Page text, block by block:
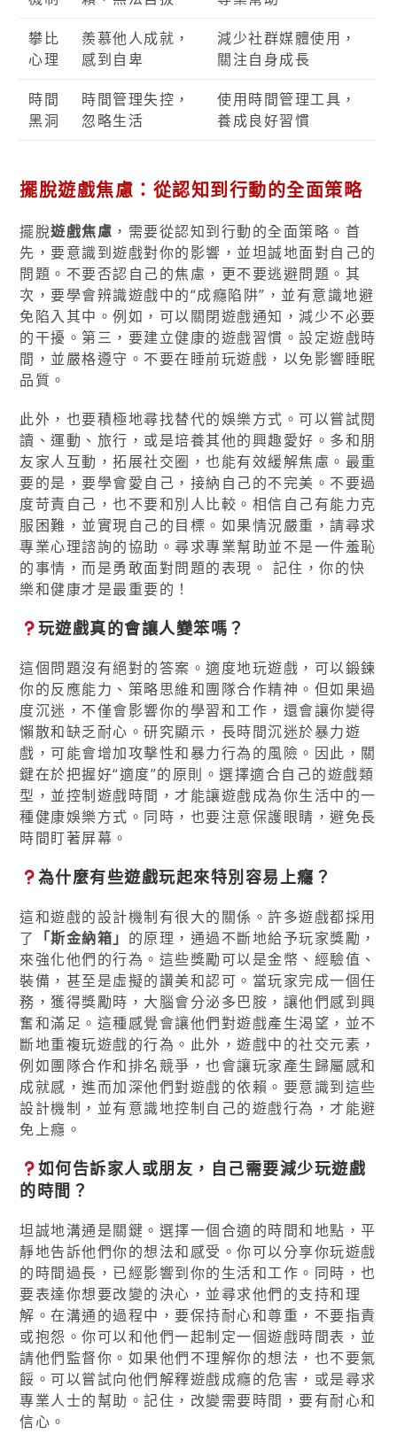
攀比
心理
羨慕他人成就，
感到自卑
減少社群媒體使用，
關注自身成長
時間
黑洞
時間管理失控，
忽略生活
使用時間管理工具，
養成良好習慣
擺脫遊戲焦慮：從認知到行動的全面策略
擺脫遊戲焦慮 ，需要從認知到行動的全面策略。首
先，要意識到遊戲對你的影響，並坦誠地面對自己的
問題。不要否認自己的焦慮，更不要逃避問題。其
次，要學會辨識遊戲中的“成癮陷阱”，並有意識地避
免陷入其中。例如，可以關閉遊戲通知，減少不必要
的干擾。第三，要建立健康的遊戲習慣。設定遊戲時
間，並嚴格遵守。不要在睡前玩遊戲，以免影響睡眠
品質。
此外，也要積極地尋找替代的娛樂方式。可以嘗試閱
讀、運動、旅行，或是培養其他的興趣愛好。多和朋
友家人互動，拓展社交圈，也能有效緩解焦慮。最重
要的是，要學會愛自己，接納自己的不完美。不要過
度苛責自己，也不要和別人比較。相信自己有能力克
服困難，並實現自己的目標。如果情況嚴重，請尋求
專業心理諮詢的協助。尋求專業幫助並不是一件羞恥
的事情，而是勇敢面對問題的表現。 記住，你的快
樂和健康才是最重要的！
玩遊戲真的會讓人變笨嗎？
這個問題沒有絕對的答案。適度地玩遊戲，可以鍛鍊
你的反應能力、策略思維和團隊合作精神。但如果過
度沉迷，不僅會影響你的學習和工作，還會讓你變得
懶散和缺乏耐心。研究顯示，長時間沉迷於暴力遊
戲，可能會增加攻擊性和暴力行為的風險。因此，關
鍵在於把握好“適度”的原則。選擇適合自己的遊戲類
型，並控制遊戲時間，才能讓遊戲成為你生活中的一
種健康娛樂方式。同時，也要注意保護眼睛，避免長
時間盯著屏幕。
為什麼有些遊戲玩起來特別容易上癮？
這和遊戲的設計機制有很大的關係。許多遊戲都採用
了
「斯金納箱」 的原理，通過不斷地給予玩家獎勵，
來強化他們的行為。這些獎勵可以是金幣、經驗值、
裝備，甚至是虛擬的讚美和認可。當玩家完成一個任
務，獲得獎勵時，大腦會分泌多巴胺，讓他們感到興
奮和滿足。這種感覺會讓他們對遊戲產生渴望，並不
斷地重複玩遊戲的行為。此外，遊戲中的社交元素，
例如團隊合作和排名競爭，也會讓玩家產生歸屬感和
成就感，進而加深他們對遊戲的依賴。要意識到這些
設計機制，並有意識地控制自己的遊戲行為，才能避
免上癮。
如何告訴家人或朋友，自己需要減少玩遊戲
的時間？
坦誠地溝通是關鍵。選擇一個合適的時間和地點，平
靜地告訴他們你的想法和感受。你可以分享你玩遊戲
的時間過長，已經影響到你的生活和工作。同時，也
要表達你想要改變的決心，並尋求他們的支持和理
解。在溝通的過程中，要保持耐心和尊重，不要指責
或抱怨。你可以和他們一起制定一個遊戲時間表，並
請他們監督你。如果他們不理解你的想法，也不要氣
餒。可以嘗試向他們解釋遊戲成癮的危害，或是尋求
專業人士的幫助。記住，改變需要時間，要有耐心和
信心。